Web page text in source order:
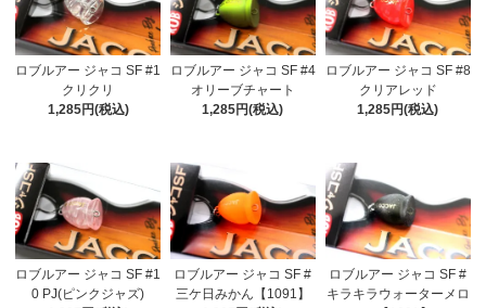
ロブルアー ジャコ SF #1
クリクリ
1,285円(税込)
ロブルアー ジャコ SF #4
オリーブチャート
1,285円(税込)
ロブルアー ジャコ SF #8
クリアレッド
1,285円(税込)
ロブルアー ジャコ SF #1
0 PJ(ピンクジャズ)
ロブルアー ジャコ SF #
三ケ日みかん【1091】
ロブルアー ジャコ SF #
キラキラウォーターメロ